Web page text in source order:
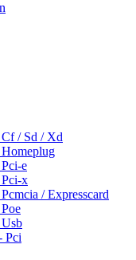
/ Sd / Xd
e
x
/ Expresscard
Pci